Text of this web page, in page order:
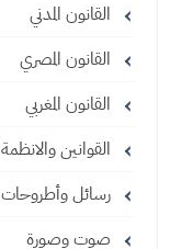
القانون المدني
القانون المصري
القانون المغربي
القوانين والانظمة
رسائل وأطروحات
صوت وصورة